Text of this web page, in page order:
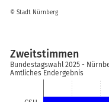
© Stadt Nürnberg
Zweitstimmen
Bundestagswahl 2025 -
Amtliches Endergebnis